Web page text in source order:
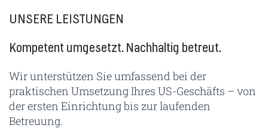
UNSERE LEISTUNGEN
Kompetent umgesetzt. Nachhaltig betreut.
Wir unterstützen Sie umfassend bei der
praktischen Umsetzung Ihres US-Geschäfts – von
der ersten Einrichtung bis zur laufenden
Betreuung.